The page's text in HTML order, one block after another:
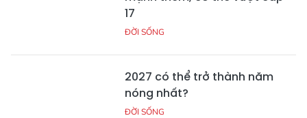
17
ĐỜI SỐNG
2027 có thể trở thành năm
nóng nhất?
ĐỜI SỐNG